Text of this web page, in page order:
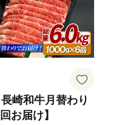
崎和牛月替わり
お届け】